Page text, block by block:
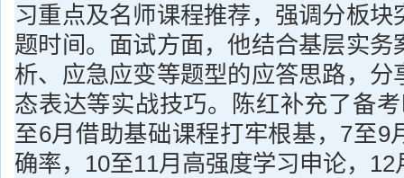
习重点及名师课程推荐，强调分板块
题时间。面试方面，他结合基层实务
析、应急应变等题型的应答思路，分
态表达等实战技巧。陈红补充了备
至6月借助基础课程打牢根基，7至9
确率，10至11月高强度学习申论，